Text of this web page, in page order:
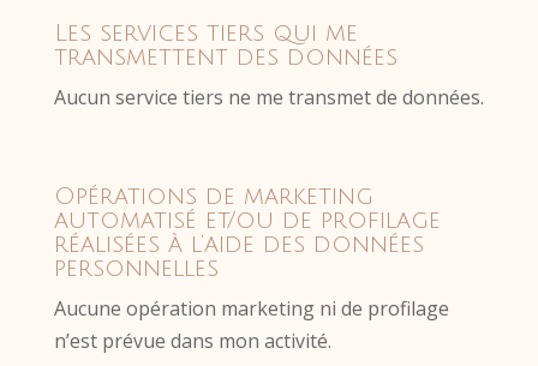
Les services tiers qui me
transmettent des données
Aucun service tiers ne me transmet de données.
Opérations de marketing
automatisé et/ou de profilage
réalisées à l’aide des données
personnelles
Aucune opération marketing ni de profilage
n’est prévue dans mon activité.